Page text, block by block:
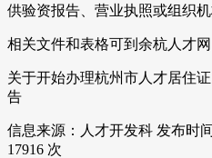
供验资报告、营业执照或组织机
相关文件和表格可到余杭人才网
关于开始办理杭州市人才居住
告
信息来源：人才开发科 发布时
17916 次